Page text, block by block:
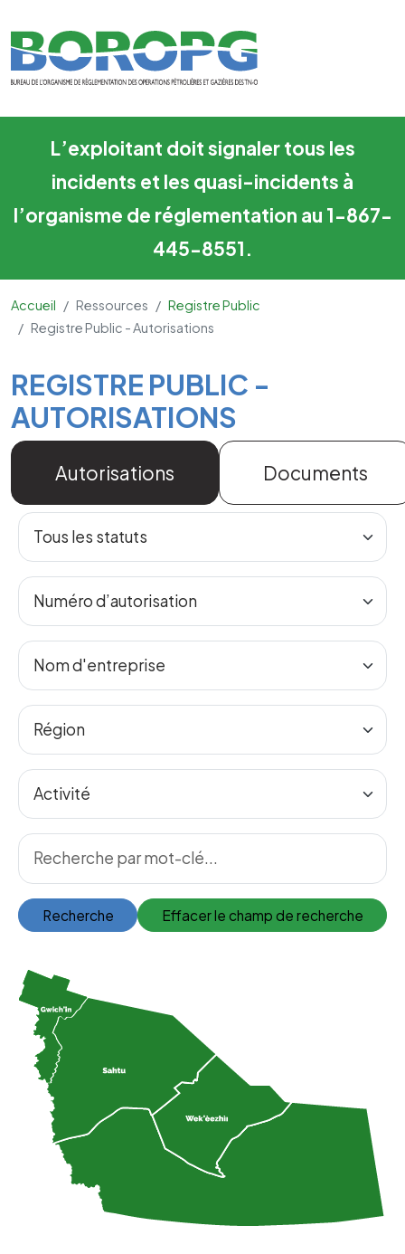
L’exploitant doit signaler tous les
incidents et les quasi-incidents à
l’organisme de réglementation au 1-867-
445-8551.
Accueil Ressources
Registre Public
Registre Public - Autorisations
Main Content
REGISTRE PUBLIC -
AUTORISATIONS
Autorisations Documents
Recherche Effacer le champ de recherche